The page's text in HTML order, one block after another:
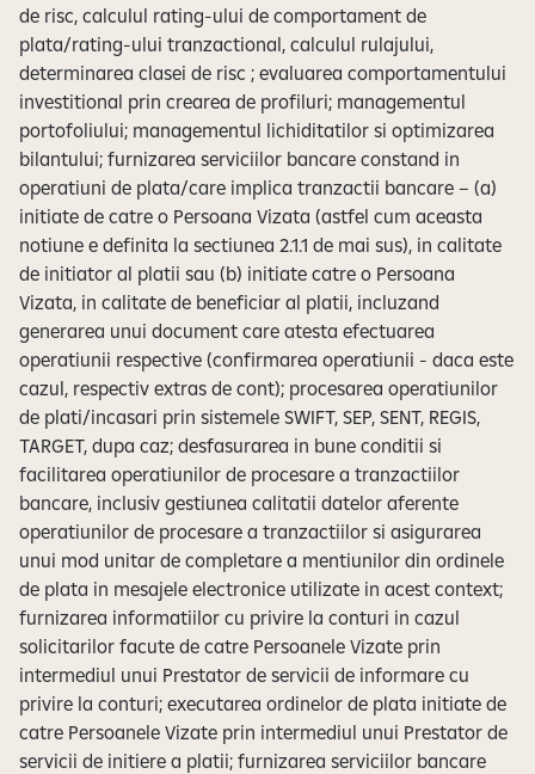
de risc, calculul rating-ului de comportament de
plata/rating-ului tranzactional, calculul rulajului,
determinarea clasei de risc ; evaluarea comportamentului
investitional prin crearea de profiluri; managementul
portofoliului; managementul lichiditatilor si optimizarea
bilantului; furnizarea serviciilor bancare constand in
operatiuni de plata/care implica tranzactii bancare – (a)
initiate de catre o Persoana Vizata (astfel cum aceasta
notiune e definita la sectiunea 2.1.1 de mai sus), in calitate
de initiator al platii sau (b) initiate catre o Persoana
Vizata, in calitate de beneficiar al platii, incluzand
generarea unui document care atesta efectuarea
operatiunii respective (confirmarea operatiunii - daca este
cazul, respectiv extras de cont); procesarea operatiunilor
de plati/incasari prin sistemele SWIFT, SEP, SENT, REGIS,
TARGET, dupa caz; desfasurarea in bune conditii si
facilitarea operatiunilor de procesare a tranzactiilor
bancare, inclusiv gestiunea calitatii datelor aferente
operatiunilor de procesare a tranzactiilor si asigurarea
unui mod unitar de completare a mentiunilor din ordinele
de plata in mesajele electronice utilizate in acest context;
furnizarea informatiilor cu privire la conturi in cazul
solicitarilor facute de catre Persoanele Vizate prin
intermediul unui Prestator de servicii de informare cu
privire la conturi; executarea ordinelor de plata initiate de
catre Persoanele Vizate prin intermediul unui Prestator de
servicii de initiere a platii; furnizarea serviciilor bancare